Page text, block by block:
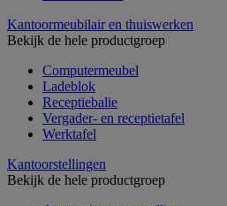
Kantoormeubilair en thuiswerken
Bekijk de hele productgroep
Computermeubel
Ladeblok
Receptiebalie
Vergader- en receptietafel
Werktafel
Kantoorstellingen
Bekijk de hele productgroep